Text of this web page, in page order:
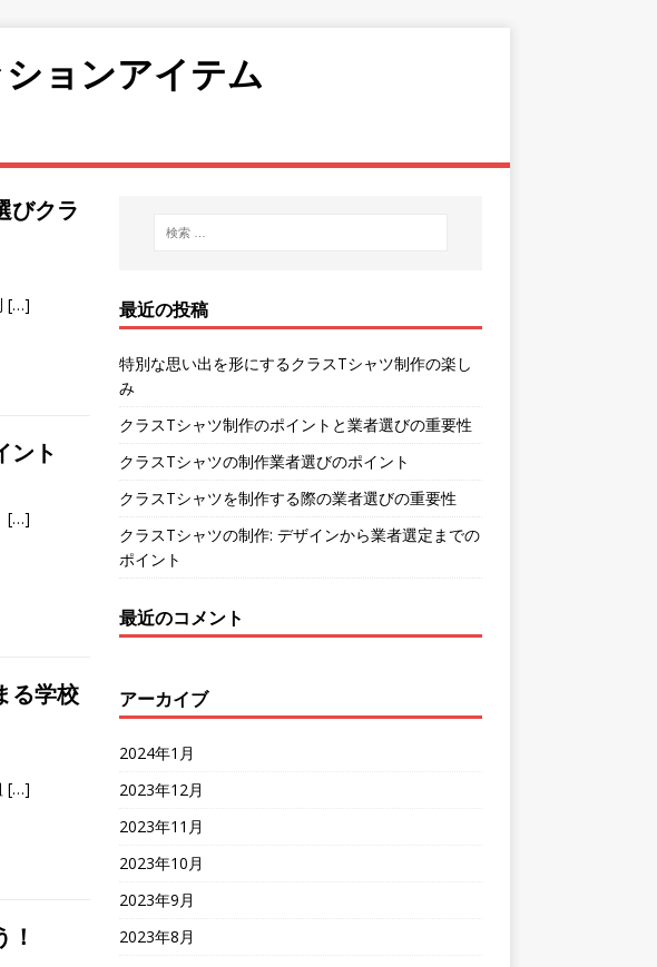
ョンアイテム
びクラ
[…]
ント
[…]
る学校
[…]
最近の投稿
特別な思い出を形にするクラスTシャツ制作の楽し
み
クラスTシャツ制作のポイントと業者選びの重要性
クラスTシャツの制作業者選びのポイント
クラスTシャツを制作する際の業者選びの重要性
クラスTシャツの制作: デザインから業者選定までの
ポイント
最近のコメント
アーカイブ
2024年1月
2023年12月
2023年11月
2023年10月
2023年9月
2023年8月